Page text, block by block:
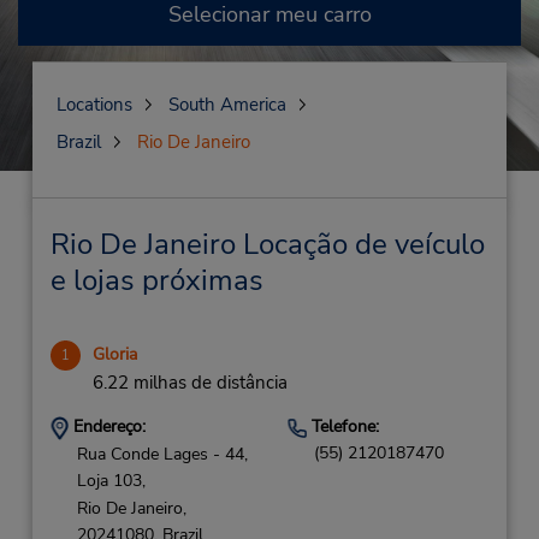
Selecionar meu carro
Locations
South America
Brazil
Rio De Janeiro
Rio De Janeiro Locação de veículo
e lojas próximas
1 Gloria
6.22 milhas de distância
Endereço:
Rua Conde Lages - 44,
Loja 103,
Rio De Janeiro,
Telefone:
(55) 2120187470